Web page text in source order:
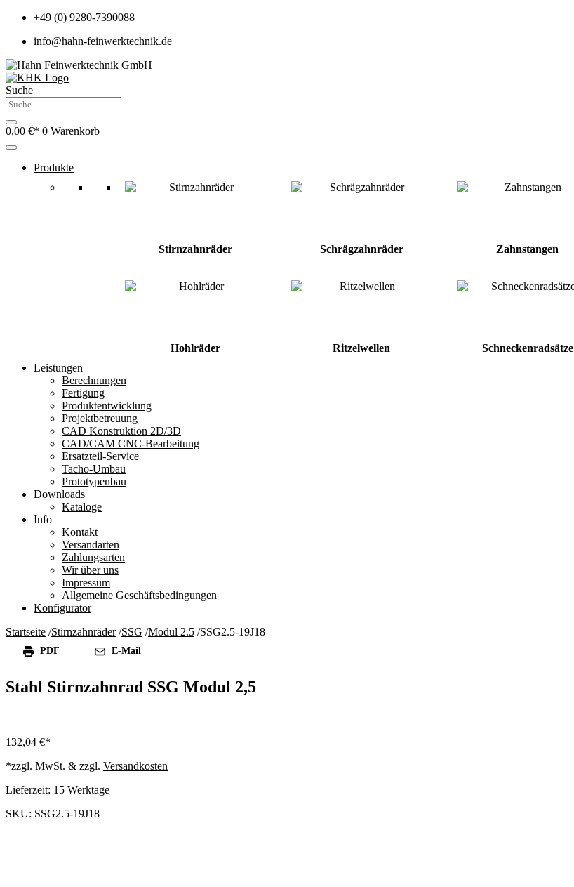
+49 (0) 9280-7390088
info@hahn-feinwerktechnik.de
Suche
0,00 € 0 Warenkorb
Produkte
Stirnzahnräder Schrägzahnräder Zahnstangen
Hohlräder Ritzelwellen Schneckenradsätze
Leistungen
Berechnungen
Fertigung
Produktentwicklung
Projektbetreuung
CAD Konstruktion 2D/3D
CAD/CAM CNC-Bearbeitung
Ersatzteil-Service
Tacho-Umbau
Prototypenbau
Downloads
Kataloge
Info
Kontakt
Versandarten
Zahlungsarten
Wir über uns
Impressum
Allgemeine Geschäftsbedingungen
Konfigurator
Startseite /Stirnzahnräder/SSG /Modul 2.5 /SSG2.5-19J18
PDF E-Mail
Stahl Stirnzahnrad SSG Modul 2,5
132,04 €
*zzgl. MwSt. & zzgl. Versandkosten
Lieferzeit: 15 Werktage
SKU: SSG2.5-19J18